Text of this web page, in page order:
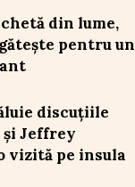
din lume,
pentru un
discuțiile
Jeffrey
vizită pe insula